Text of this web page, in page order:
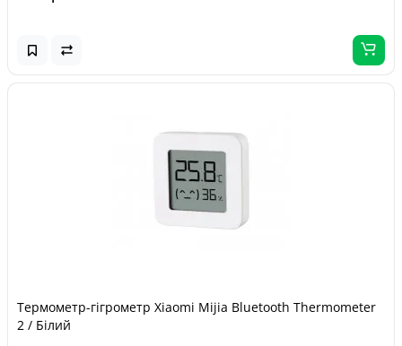
Термометр-гігрометр Xiaomi Mijia Bluetooth Thermometer
2 / Білий